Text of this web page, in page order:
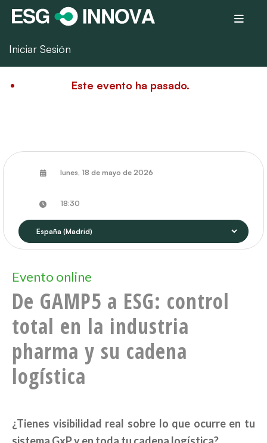
Iniciar Sesión
Este evento ha pasado.
lunes, 18 de mayo de 2026
18:30
Evento online
De GAMP5 a ESG: control
total en la industria
pharma y su cadena
logística
¿Tienes visibilidad real sobre lo que ocurre en tu